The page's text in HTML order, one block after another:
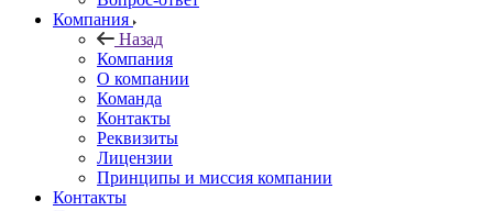
Компания
Назад
Компания
О компании
Команда
Контакты
Реквизиты
Лицензии
Принципы и миссия компании
Контакты